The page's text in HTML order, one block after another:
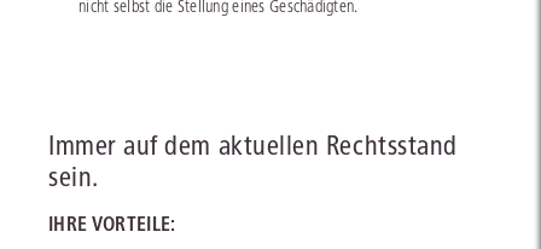
nicht selbst die Stellung eines Geschädigten.
Immer auf dem aktuellen Rechtsstand
sein.
IHRE VORTEILE: